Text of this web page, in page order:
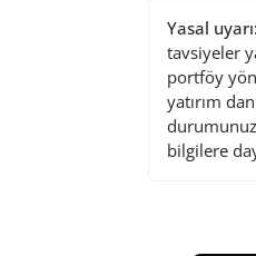
Yasal uyarı:
tavsiyeler
portföy
yatırım
bilgilere